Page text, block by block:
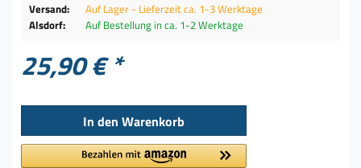
Versand:
Auf Lager - Lieferzeit ca. 1-3 Werktage
Alsdorf:
Auf Bestellung in ca. 1-2 Werktage
25,90 € *
In den Warenkorb